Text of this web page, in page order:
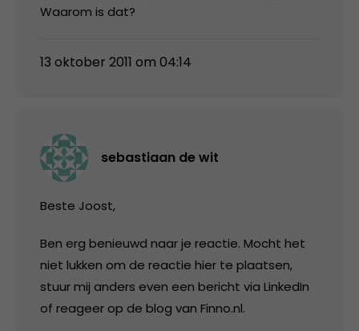
Waarom is dat?
13 oktober 2011 om 04:14
sebastiaan de wit
Beste Joost,
Ben erg benieuwd naar je reactie. Mocht het
niet lukken om de reactie hier te plaatsen,
stuur mij anders even een bericht via LinkedIn
of reageer op de blog van Finno.nl.